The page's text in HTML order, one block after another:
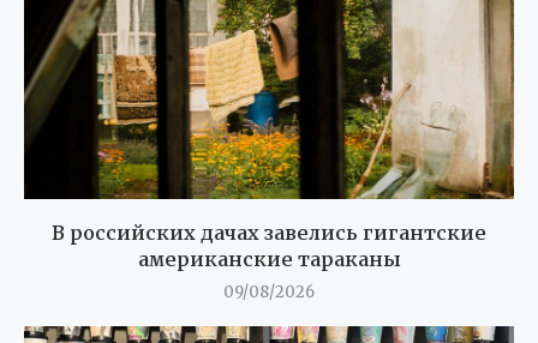
В российских дачах завелись гигантские
американские тараканы
09/08/2026